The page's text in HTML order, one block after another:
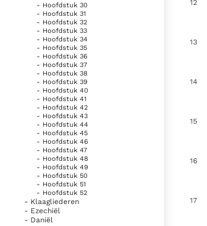
- Hoofdstuk 30
- Hoofdstuk 31
- Hoofdstuk 32
- Hoofdstuk 33
- Hoofdstuk 34
- Hoofdstuk 35
- Hoofdstuk 36
- Hoofdstuk 37
- Hoofdstuk 38
- Hoofdstuk 39
- Hoofdstuk 40
- Hoofdstuk 41
- Hoofdstuk 42
- Hoofdstuk 43
- Hoofdstuk 44
- Hoofdstuk 45
- Hoofdstuk 46
- Hoofdstuk 47
- Hoofdstuk 48
- Hoofdstuk 49
- Hoofdstuk 50
- Hoofdstuk 51
- Hoofdstuk 52
- Klaagliederen
- Ezechiël
- Daniël
12
13
14
15
16
17